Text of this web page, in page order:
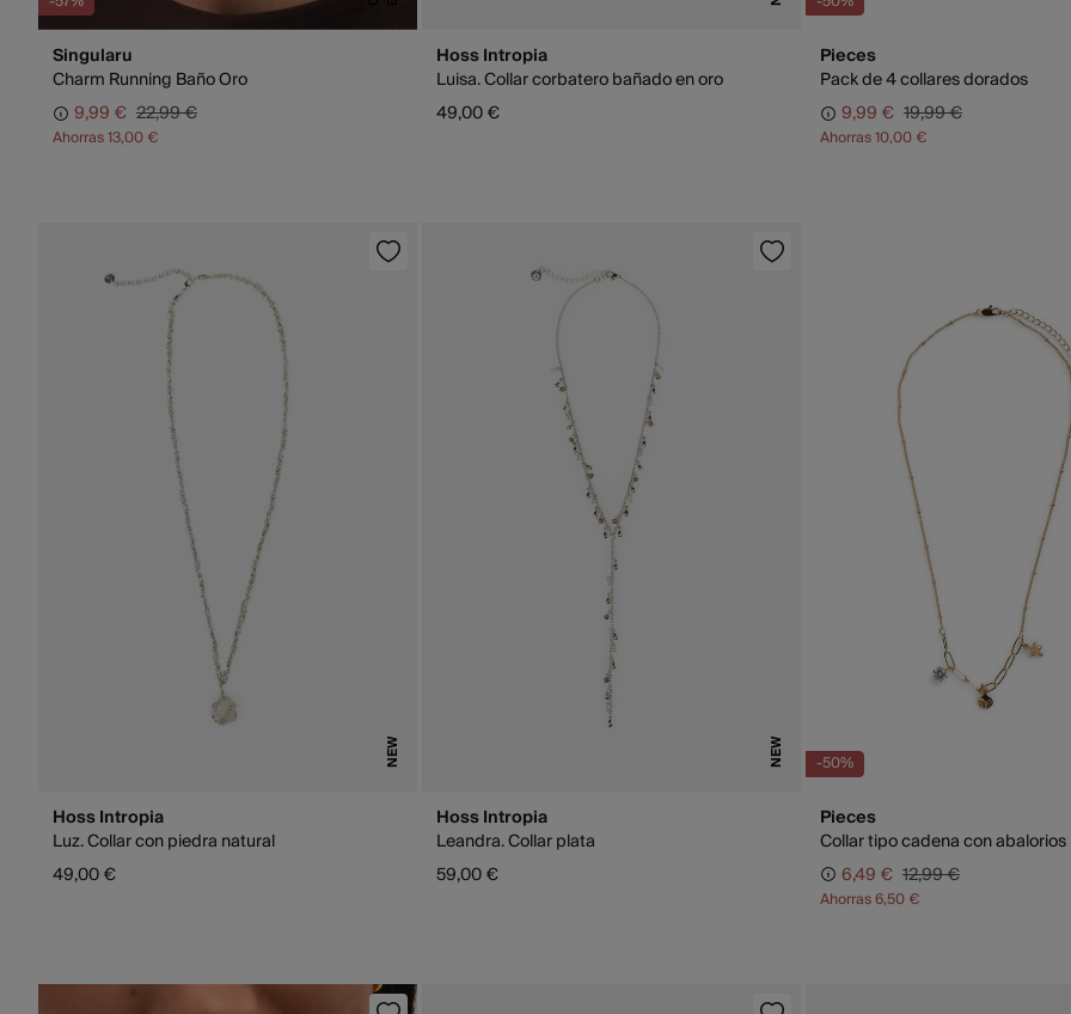
Singularu
Charm Running Baño Oro
9,99 € 22,99 €
Ahorras13,00 €
Hoss Intropia
Luisa. Collar corbatero bañado en oro
49,00 €
Pieces
Pack de 4 collares dorados
9,99 € 19,99 €
Ahorras10,00 €
NEW
Hoss Intropia
Luz. Collar con piedra natural
49,00 €
NEW
Hoss Intropia
Leandra. Collar plata
59,00 €
-50%
Pieces
Collar tipo cadena con abalorios
6,49 € 12,99 €
Ahorras6,50 €